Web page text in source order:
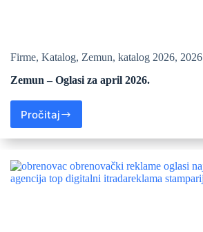
Firme, Katalog, Zemun, katalog 2026, 2026
Zemun – Oglasi za april 2026.
Pročitaj